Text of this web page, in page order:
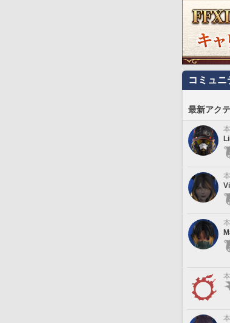
コミュ
最新アク